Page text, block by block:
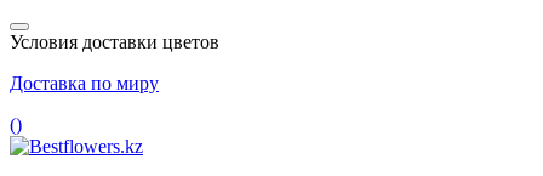
Условия доставки цветов
Доставка по миру
()